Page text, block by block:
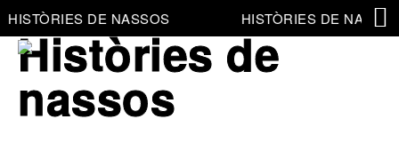
HISTÒRIES DE NASSOS HISTÒRIES DE
Històries de
nassos